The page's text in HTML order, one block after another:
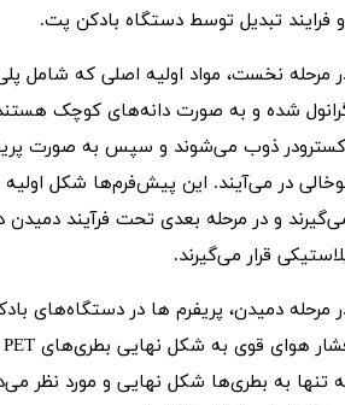
فرایند تبدیل توسط دستگاه بادکن پت.
شده و به صورت دانه‌های کوچک
ذوب می‌شوند و سپس به صورت
در می‌آیند. این پیش‌فرم‌ها شکل اولیه
و در مرحله بعدی تحت فرآیند دمیدن
قرار می‌گیرند.
مرحله دمیدن، پریفرم ها در دستگاه‌های
تنها به بطری‌ها شکل نهایی و مورد نظر